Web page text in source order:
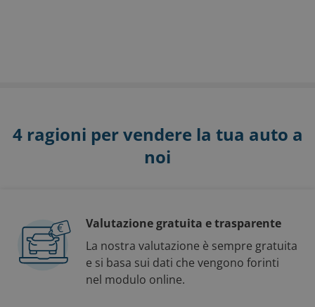
4 ragioni per vendere la tua auto a
noi
Valutazione gratuita e trasparente
La nostra valutazione è sempre gratuita
e si basa sui dati che vengono forinti
nel modulo online.